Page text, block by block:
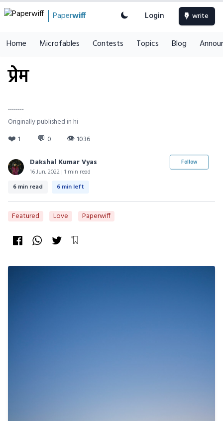
Paperwiff Login write
Home Microfables Contests Topics Blog
प्रेम
........
Originally published in hi
❤️ 1 💬 0 👁 1036
Dakshal Kumar Vyas
16 Jun, 2022 | 1 min read
Follow
6 min read 6 min left
Featured Love Paperwiff